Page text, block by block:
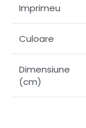
Imprimeu
Culoare
Dimensiune
(cm)